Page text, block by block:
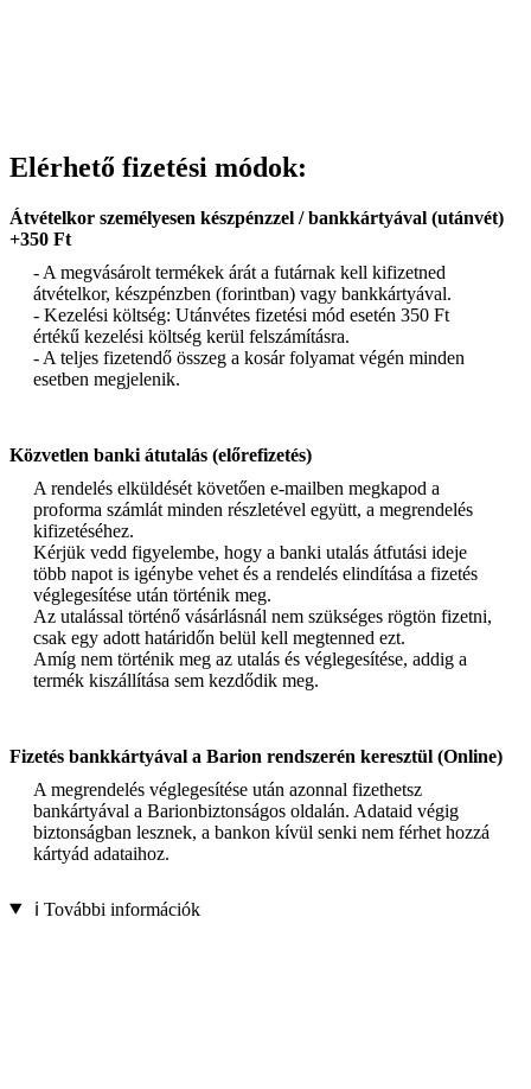
Elérhető fizetési módok:
Átvételkor személyesen készpénzzel / bankkártyával (utánvét)
+350 Ft
- A megvásárolt termékek árát a futárnak kell kifizetned
átvételkor, készpénzben (forintban) vagy bankkártyával.
- Kezelési költség: Utánvétes fizetési mód esetén 350 Ft
értékű kezelési költség kerül felszámításra.
- A teljes fizetendő összeg a kosár folyamat végén minden
esetben megjelenik.
Közvetlen banki átutalás (előrefizetés)
A rendelés elküldését követően e-mailben megkapod a
proforma számlát minden részletével együtt, a megrendelés
kifizetéséhez.
Kérjük vedd figyelembe, hogy a banki utalás átfutási ideje
több napot is igénybe vehet és a rendelés elindítása a fizetés
véglegesítése után történik meg.
Az utalással történő vásárlásnál nem szükséges rögtön fizetni,
csak egy adott határidőn belül kell megtenned ezt.
Amíg nem történik meg az utalás és véglegesítése, addig a
termék kiszállítása sem kezdődik meg.
Fizetés bankkártyával a Barion rendszerén keresztül (Online)
A megrendelés véglegesítése után azonnal fizethetsz
bankártyával a Barionbiztonságos oldalán. Adataid végig
biztonságban lesznek, a bankon kívül senki nem férhet hozzá
kártyád adataihoz.
ℹ️ További információk